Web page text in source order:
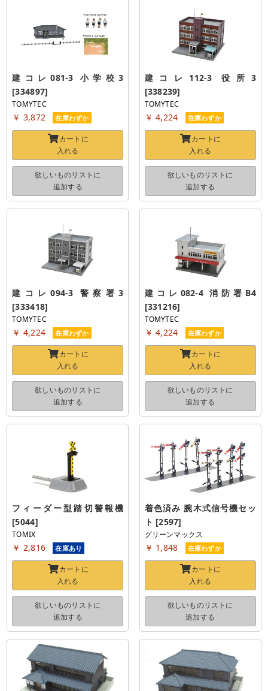
建コレ081-3 小学校3
[334897]
TOMYTEC
￥ 3,872 在庫わずか
カートに
入れる
欲しいものリストに
追加する
建コレ112-3 役所3
[338239]
TOMYTEC
￥ 4,224 在庫わずか
カートに
入れる
欲しいものリストに
追加する
建コレ094-3 警察署3
[333418]
TOMYTEC
￥ 4,224 在庫わずか
カートに
入れる
欲しいものリストに
追加する
建コレ082-4 消防署B4
[331216]
TOMYTEC
￥ 4,224 在庫わずか
カートに
入れる
欲しいものリストに
追加する
フィーダー型踏切警報機
[5044]
TOMIX
￥ 2,816 在庫あり
カートに
入れる
欲しいものリストに
追加する
着色済み 腕木式信号機セッ
ト [2597]
グリーンマックス
￥ 1,848 在庫わずか
カートに
入れる
欲しいものリストに
追加する